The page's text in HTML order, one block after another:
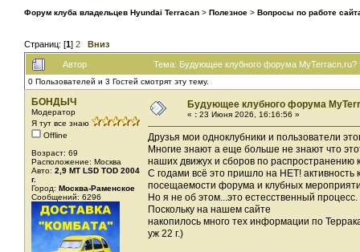
Форум клуба владельцев Hyundai Terracan > Полезное > Вопросы по работе
Страниц: [1] 2 Вниз
Автор Тема: Будующее клубного форума MyTerracn.ru?
0 Пользователей и 3 Гостей смотрят эту тему.
БОНДЫЧ
Модератор
Я тут все знаю
Offline
Возраст: 69
Расположение: Москва
Авто: 2,9 МТ LSD ТОD 2004
г.
Город: Москва-Раменское
Сообщений: 6296
Будующее клубного форума
« : 23 Июня 2026, 16:16:56 »
Друзья мои одноклубники и пользователи
Многие знают а еще больше не знают что
наших движух и сборов по распространению
С годами всё это пришло на НЕТ!
посещаемости форума и клубных
Но я не об этом...это естесственный процесс.
Поскольку на нашем сайте
накопилось много тех информации по
уж 22 г.)